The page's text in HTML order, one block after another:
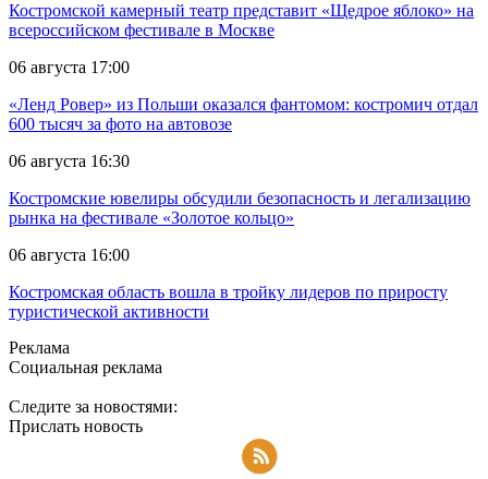
Костромской камерный театр представит «Щедрое яблоко» на
всероссийском фестивале в Москве
06 августа 17:00
«Ленд Ровер» из Польши оказался фантомом: костромич отдал
600 тысяч за фото на автовозе
06 августа 16:30
Костромские ювелиры обсудили безопасность и легализацию
рынка на фестивале «Золотое кольцо»
06 августа 16:00
Костромская область вошла в тройку лидеров по приросту
туристической активности
Реклама
Социальная реклама
Следите за новостями:
Прислать новость